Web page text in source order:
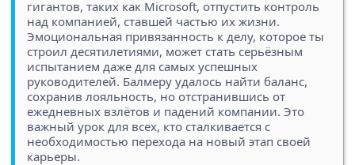
гигантов, таких как Microsoft, отпустить контроль
над компанией, ставшей частью их жизни.
Эмоциональная привязанность к делу, которое ты
строил десятилетиями, может стать серьёзным
испытанием даже для самых успешных
руководителей. Балмеру удалось найти баланс,
сохранив лояльность, но отстранившись от
ежедневных взлётов и падений компании. Это
важный урок для всех, кто сталкивается с
необходимостью перехода на новый этап своей
карьеры.